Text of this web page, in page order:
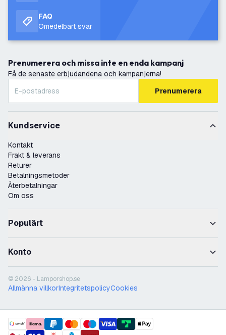
FAQ
Omedelbart svar
Prenumerera och missa inte en enda kampanj
Få de senaste erbjudandena och kampanjerna!
Prenumerera
Kundservice
Kontakt
Frakt & leverans
Returer
Betalningsmetoder
Återbetalningar
Om oss
Populärt
Konto
© 2026 - Lamporshop.se
Allmänna villkorIntegritetspolicyCookies
payment methods